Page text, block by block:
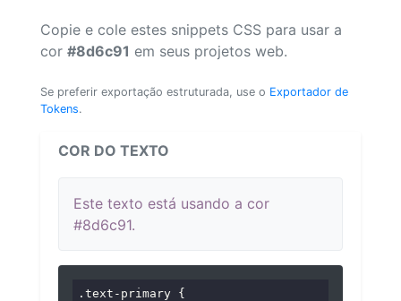
Copie e cole estes snippets CSS para usar a
cor #8d6c91 em seus projetos web.
Se preferir exportação estruturada, use o Exportador de
Tokens.
COR DO TEXTO
Este texto está usando a cor
#8d6c91.
.text-primary {